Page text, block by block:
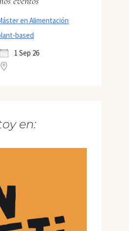
en Alimentación
based
1 Sep 26
en: